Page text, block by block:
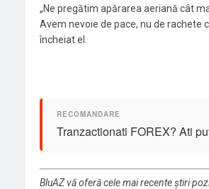
„Ne pregătim apărarea aeriană cât
Avem nevoie de pace, nu de rachete
încheiat el.
Tranzactionati FOREX? Ati
BluAZ vă oferă cele mai recente știri